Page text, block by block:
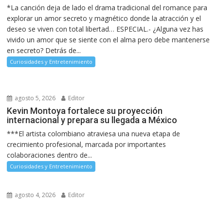
*La canción deja de lado el drama tradicional del romance para
explorar un amor secreto y magnético donde la atracción y el
deseo se viven con total libertad… ESPECIAL.- ¿Alguna vez has
vivido un amor que se siente con el alma pero debe mantenerse
en secreto? Detrás de...
Curiosidades y Entretenimiento
agosto 5, 2026 Editor
Kevin Montoya fortalece su proyección
internacional y prepara su llegada a México
***El artista colombiano atraviesa una nueva etapa de
crecimiento profesional, marcada por importantes
colaboraciones dentro de...
Curiosidades y Entretenimiento
agosto 4, 2026 Editor